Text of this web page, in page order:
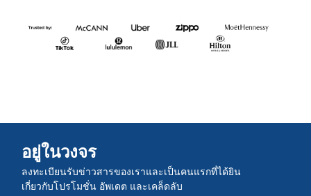
อยู่ในวงจร
ลงทะเบียนรับข่าวสารของเราและเป็นคนแรกที่ได้ยิน
เกี่ยวกับโปรโมชั่น อัพเดต และเคล็ดลับ